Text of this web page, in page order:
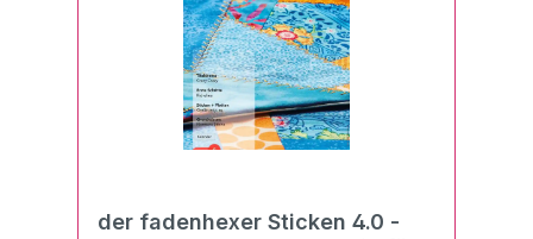
der fadenhexer Sticken 4.0 -